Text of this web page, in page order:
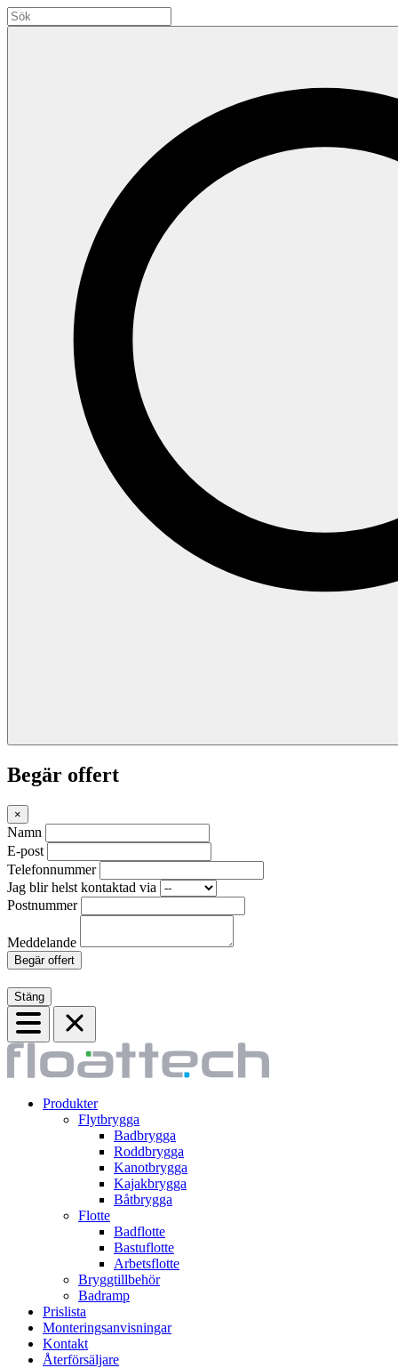
Begär offert
×
Namn
E-post
Telefonnummer
Jag blir helst kontaktad via
Postnummer
Meddelande
Begär offert
Stäng
Produkter
Flytbrygga
Badbrygga
Roddbrygga
Kanotbrygga
Kajakbrygga
Båtbrygga
Flotte
Badflotte
Bastuflotte
Arbetsflotte
Bryggtillbehör
Badramp
Prislista
Monteringsanvisningar
Kontakt
Återförsäljare